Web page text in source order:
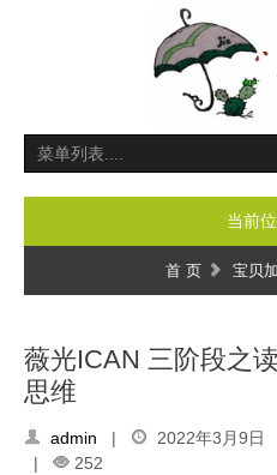
当前位
首 页 宝贝
薇光ICAN 三阶段之
思维
admin | 2022年3月9
|
252